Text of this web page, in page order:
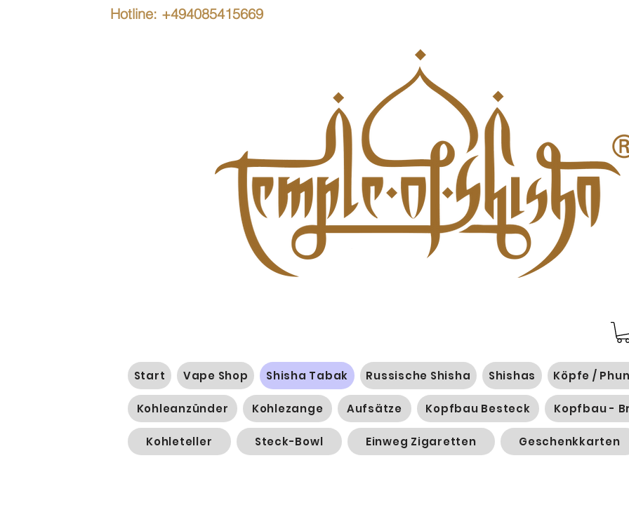
Hotline: +494085415669
Start Vape Shop Shisha Tabak Russische Shisha Shishas Köpfe /
Kohleanzünder Kohlezange Aufsätze Kopfbau Besteck Kopfbau -
Kohleteller Steck-Bowl Einweg Zigaretten Geschenkkarten